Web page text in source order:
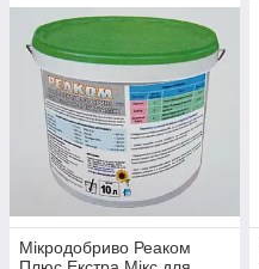
Мікродобриво Реаком